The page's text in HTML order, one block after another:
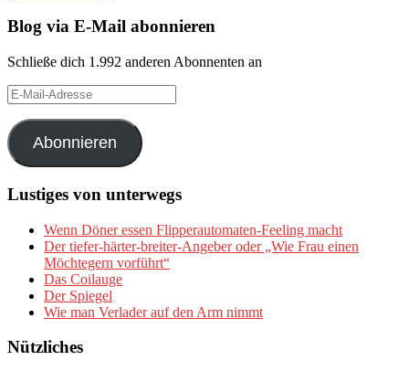
Blog via E-Mail abonnieren
Schließe dich 1.992 anderen Abonnenten an
E-
Mail-
Adresse
Abonnieren
Lustiges von unterwegs
Wenn Döner essen Flipperautomaten-Feeling macht
Der tiefer-härter-breiter-Angeber oder „Wie Frau einen
Möchtegern vorführt“
Das Coilauge
Der Spiegel
Wie man Verlader auf den Arm nimmt
Nützliches